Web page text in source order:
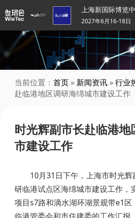
上海新国际博览
2027年6月16-18日
当前位置： 首页 » 新闻资讯 »行业
赴临港地区调研海绵城市建设工作
时光辉副市长赴临港
市建设工作
10月31日下午，上海市时光
研临港试点区海绵城市建设工作，
项目s7路和滴水湖环湖景观带e1区